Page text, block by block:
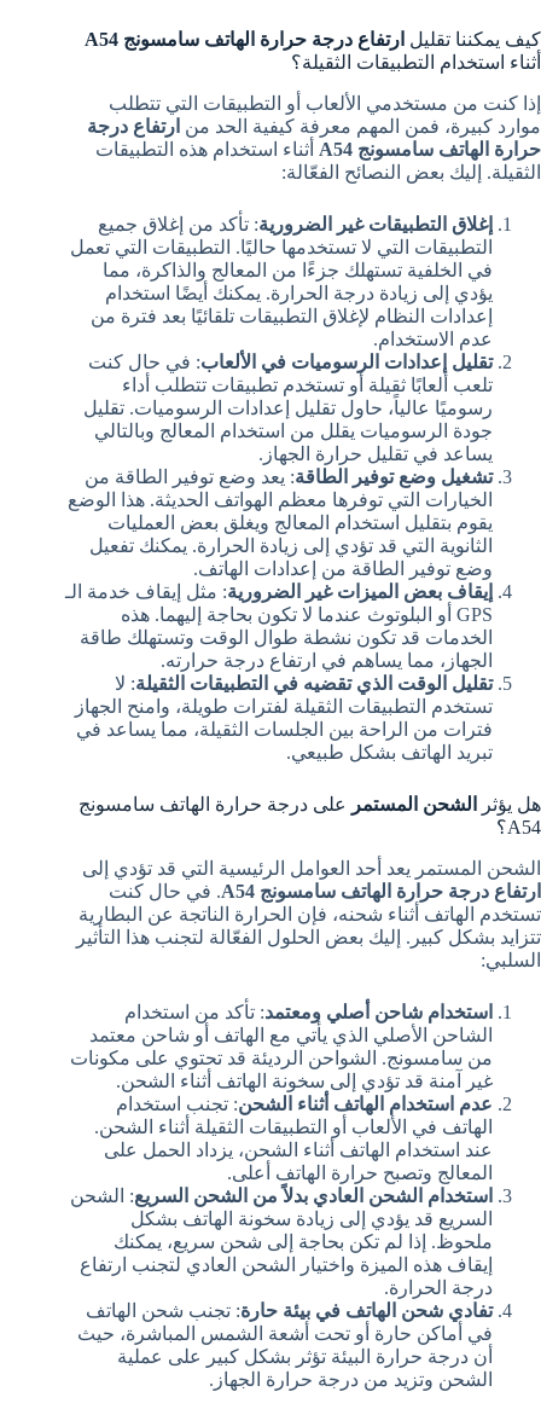
كيف يمكننا تقليل ارتفاع درجة حرارة الهاتف سامسونج A54
أثناء استخدام التطبيقات الثقيلة؟
إذا كنت من مستخدمي الألعاب أو التطبيقات التي تتطلب
موارد كبيرة، فمن المهم معرفة كيفية الحد من ارتفاع درجة
حرارة الهاتف سامسونج A54
أثناء استخدام هذه التطبيقات
الثقيلة. إليك بعض النصائح الفعّالة:
إغلاق التطبيقات غير الضرورية: تأكد من إغلاق جميع
التطبيقات التي لا تستخدمها حاليًا. التطبيقات التي تعمل
في الخلفية تستهلك جزءًا من المعالج والذاكرة، مما
يؤدي إلى زيادة درجة الحرارة. يمكنك أيضًا استخدام
إعدادات النظام لإغلاق التطبيقات تلقائيًا بعد فترة من
عدم الاستخدام.
تقليل إعدادات الرسوميات في الألعاب: في حال كنت
تلعب ألعابًا ثقيلة أو تستخدم تطبيقات تتطلب أداء
رسوميًا عالياً، حاول تقليل إعدادات الرسوميات. تقليل
جودة الرسوميات يقلل من استخدام المعالج وبالتالي
يساعد في تقليل حرارة الجهاز.
تشغيل وضع توفير الطاقة: يعد وضع توفير الطاقة من
الخيارات التي توفرها معظم الهواتف الحديثة. هذا الوضع
يقوم بتقليل استخدام المعالج ويغلق بعض العمليات
الثانوية التي قد تؤدي إلى زيادة الحرارة. يمكنك تفعيل
وضع توفير الطاقة من إعدادات الهاتف.
إيقاف بعض الميزات غير الضرورية: مثل إيقاف خدمة الـ
GPS أو البلوتوث عندما لا تكون بحاجة إليهما. هذه
الخدمات قد تكون نشطة طوال الوقت وتستهلك طاقة
الجهاز، مما يساهم في ارتفاع درجة حرارته.
تقليل الوقت الذي تقضيه في التطبيقات الثقيلة: لا
تستخدم التطبيقات الثقيلة لفترات طويلة، وامنح الجهاز
فترات من الراحة بين الجلسات الثقيلة، مما يساعد في
تبريد الهاتف بشكل طبيعي.
هل يؤثر الشحن المستمر
على درجة حرارة الهاتف سامسونج
A54؟
الشحن المستمر يعد أحد العوامل الرئيسية التي قد تؤدي إلى
ارتفاع درجة حرارة الهاتف سامسونج A54
. في حال كنت
تستخدم الهاتف أثناء شحنه، فإن الحرارة الناتجة عن البطارية
تتزايد بشكل كبير. إليك بعض الحلول الفعّالة لتجنب هذا التأثير
السلبي:
استخدام شاحن أصلي ومعتمد: تأكد من استخدام
الشاحن الأصلي الذي يأتي مع الهاتف أو شاحن معتمد
من سامسونج. الشواحن الرديئة قد تحتوي على مكونات
غير آمنة قد تؤدي إلى سخونة الهاتف أثناء الشحن.
عدم استخدام الهاتف أثناء الشحن: تجنب استخدام
الهاتف في الألعاب أو التطبيقات الثقيلة أثناء الشحن.
عند استخدام الهاتف أثناء الشحن، يزداد الحمل على
المعالج وتصبح حرارة الهاتف أعلى.
استخدام الشحن العادي بدلاً من الشحن السريع: الشحن
السريع قد يؤدي إلى زيادة سخونة الهاتف بشكل
ملحوظ. إذا لم تكن بحاجة إلى شحن سريع، يمكنك
إيقاف هذه الميزة واختيار الشحن العادي لتجنب ارتفاع
درجة الحرارة.
تفادي شحن الهاتف في بيئة حارة: تجنب شحن الهاتف
في أماكن حارة أو تحت أشعة الشمس المباشرة، حيث
أن درجة حرارة البيئة تؤثر بشكل كبير على عملية
الشحن وتزيد من درجة حرارة الجهاز.